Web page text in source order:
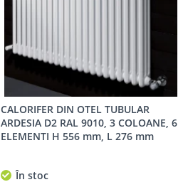
CALORIFER DIN OTEL TUBULAR
ARDESIA D2 RAL 9010, 3 COLOANE, 6
ELEMENTI H 556 mm, L 276 mm
În stoc